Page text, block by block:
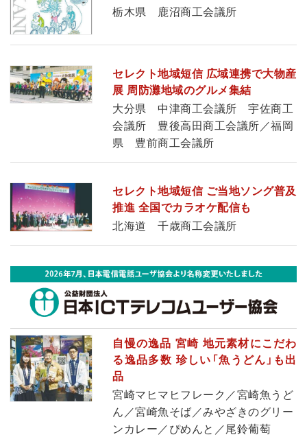
栃木県 鹿沼商工会議所
セレクト地域短信 広域連携で大物産
展 周防灘地域のグルメ集結
大分県 中津商工会議所 宇佐商工
会議所 豊後高田商工会議所／福岡
県 豊前商工会議所
セレクト地域短信 ご当地ソング普及
推進 全国でカラオケ配信も
北海道 千歳商工会議所
自慢の逸品 宮崎 地元素材にこだわ
る逸品多数 珍しい「魚うどん」も出
品
宮崎マヒマヒフレーク／宮崎魚うど
ん／宮崎魚そば／みやざきのグリー
ンカレー／ぴめんと／尾鈴葡萄